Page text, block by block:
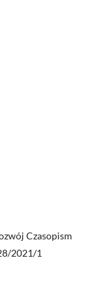
Czasopism
2021/1